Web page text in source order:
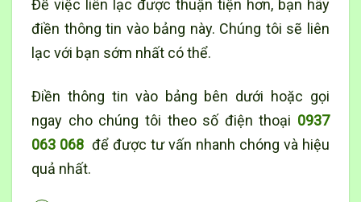
Để việc liên lạc được thuận tiện hơn, bạn hãy
điền thông tin vào bảng này. Chúng tôi sẽ liên
lạc với bạn sớm nhất có thể.
Điền thông tin vào bảng bên dưới hoặc gọi
ngay cho chúng tôi theo số điện thoại 0937
063 068 để được tư vấn nhanh chóng và hiệu
quả nhất.